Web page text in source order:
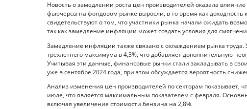
Новость о замедлении роста цен производителей оказала
фьючерсы на фондовом рынке выросли, в то время как доходность
свидетельствуют о том, что участники рынка начали ожидать
так как замедление инфляции может создать условия для
Замедление инфляции также связано с охлаждением рынка
трехлетнего максимума в 4,3%, что добавляет дополнительную
Учитывая эти данные, финансовые рынки стали закладывать в
уже в сентябре 2024 года, при этом обсуждается вероятность
Анализ изменения цен производителей по секторам показывает,
июле, что является максимальным показателем с февраля.
включая увеличение стоимости бензина на 2,8%.